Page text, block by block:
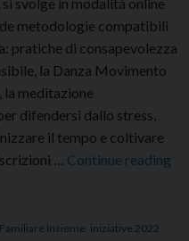
metodologie compatibili
pratiche di consapevolezza
la Danza Movimento
la meditazione
difendersi dallo stress,
il tempo e coltivare
… Continue reading
Insieme iniziative 2022